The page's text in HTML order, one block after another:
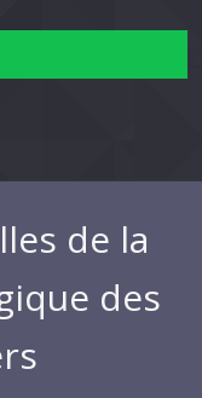
de la
des